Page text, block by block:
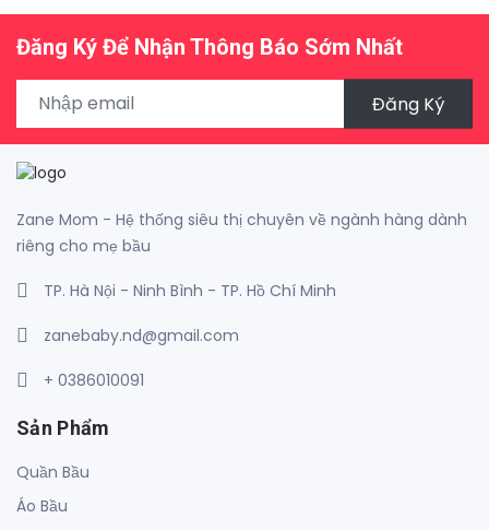
Đăng Ký Để Nhận Thông Báo Sớm Nhất
Đăng Ký
Zane Mom - Hệ thống siêu thị chuyên về ngành hàng dành
riêng cho mẹ bầu
TP. Hà Nội - Ninh Bình - TP. Hồ Chí Minh
zanebaby.nd@gmail.com
+ 0386010091
Sản Phẩm
Quần Bầu
Áo Bầu